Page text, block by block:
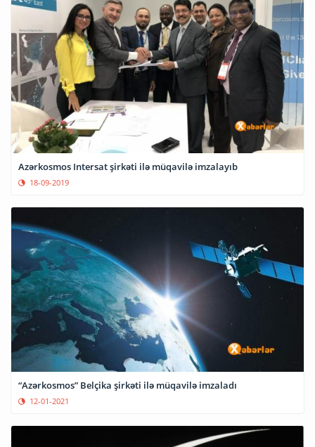
Azərkosmos Intersat şirkəti ilə müqavilə imzalayıb
18-09-2019
“Azərkosmos” Belçika şirkəti ilə müqavilə imzaladı
12-01-2021